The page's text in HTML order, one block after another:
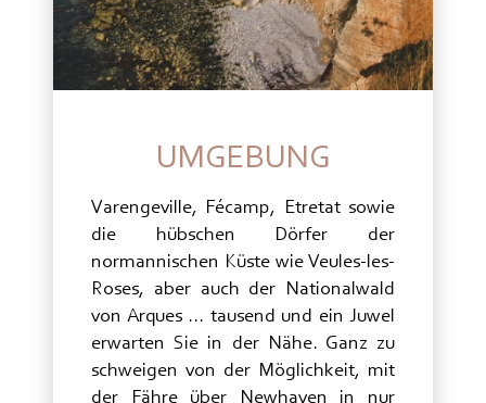
UMGEBUNG
Varengeville, Fécamp, Etretat sowie
die hübschen Dörfer der
normannischen Küste wie Veules-les-
Roses, aber auch der Nationalwald
von Arques ... tausend und ein Juwel
erwarten Sie in der Nähe. Ganz zu
schweigen von der Möglichkeit, mit
der Fähre über Newhaven in nur